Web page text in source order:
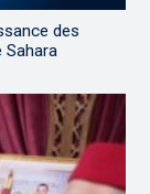
des
Sahara